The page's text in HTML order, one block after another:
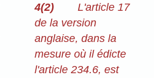
4(2)
L'article 17
de la version
anglaise, dans la
mesure où il édicte
l'article 234.6, est